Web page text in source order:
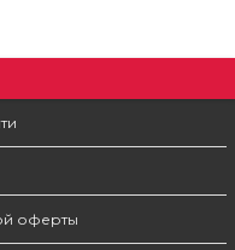
оферты